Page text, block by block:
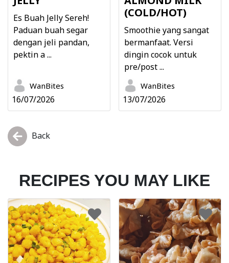
Es Buah Jelly Sereh!
Paduan buah segar
dengan jeli pandan,
pektin a ...
WanBites
16/07/2026
(COLD/HOT)
Smoothie yang sangat
bermanfaat. Versi
dingin cocok untuk
pre/post ...
WanBites
13/07/2026
Back
RECIPES YOU MAY LIKE